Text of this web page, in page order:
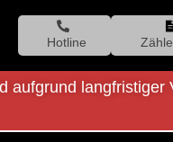
Hotline
aufgrund